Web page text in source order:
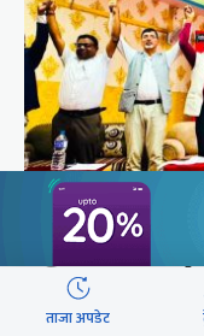
अस्तित्व संकटमा
पहिचानवादी दल
ताजा अपडेट